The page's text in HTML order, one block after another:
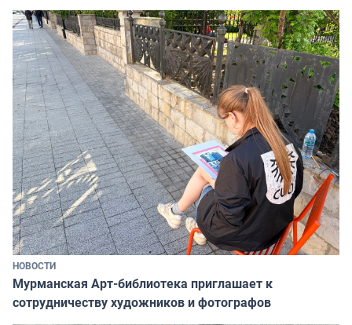
НОВОСТИ
Мурманская Арт-библиотека приглашает к
сотрудничеству художников и фотографов